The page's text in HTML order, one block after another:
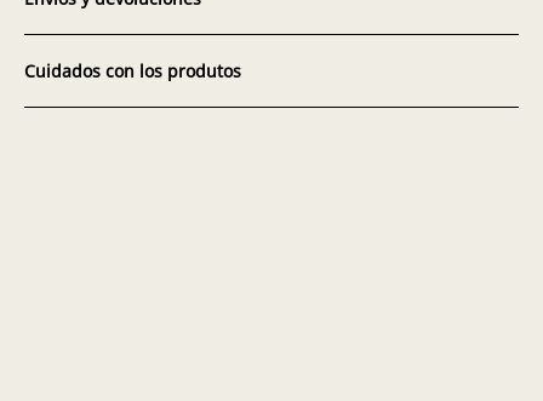
Cuidados con los produtos